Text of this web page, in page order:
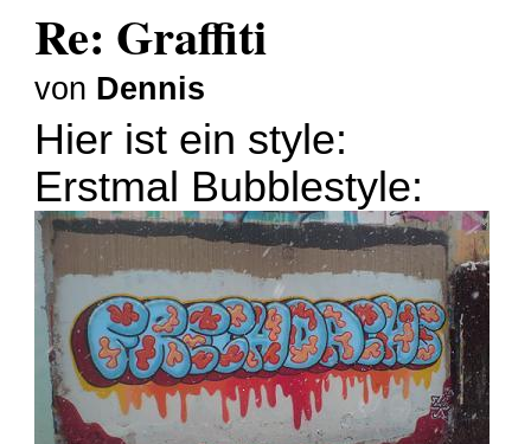
Re: Graffiti
von Dennis
Hier ist ein style:
Erstmal Bubblestyle: